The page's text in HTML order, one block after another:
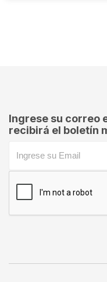
Ingrese su correo
recibirá el boletín